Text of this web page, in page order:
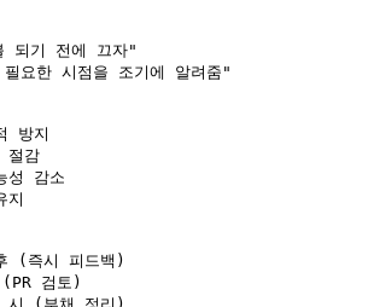
되기 전에 끄자"
요한 시점을 조기에 알려줌"
방지
절감
성 감소
지
(즉시 피드백)
검토)